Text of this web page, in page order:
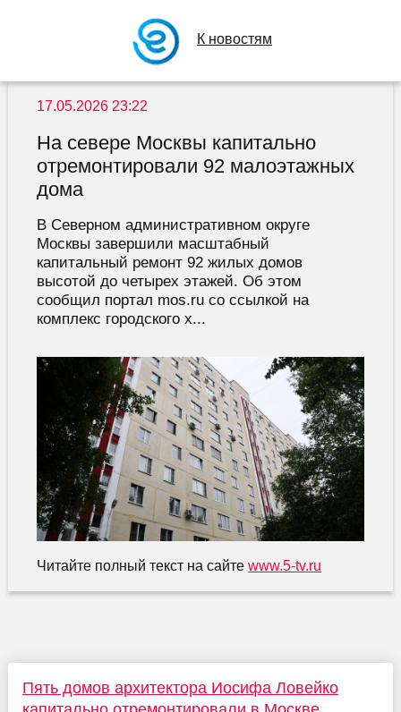
К новостям
17.05.2026 23:22
На севере Москвы капитально
отремонтировали 92 малоэтажных
дома
В Северном административном округе
Москвы завершили масштабный
капитальный ремонт 92 жилых домов
высотой до четырех этажей. Об этом
сообщил портал mos.ru со ссылкой на
комплекс городского х...
Читайте полный текст на сайте www.5-tv.ru
Пять домов архитектора Иосифа Ловейко